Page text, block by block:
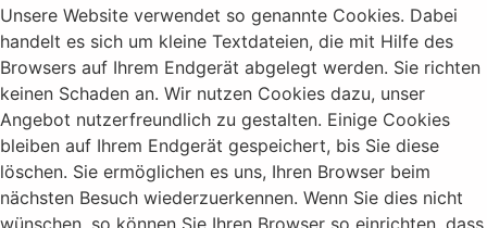
Unsere Website verwendet so genannte Cookies. Dabei
handelt es sich um kleine Textdateien, die mit Hilfe des
Browsers auf Ihrem Endgerät abgelegt werden. Sie richten
keinen Schaden an. Wir nutzen Cookies dazu, unser
Angebot nutzerfreundlich zu gestalten. Einige Cookies
bleiben auf Ihrem Endgerät gespeichert, bis Sie diese
löschen. Sie ermöglichen es uns, Ihren Browser beim
nächsten Besuch wiederzuerkennen. Wenn Sie dies nicht
wünschen, so können Sie Ihren Browser so einrichten, dass